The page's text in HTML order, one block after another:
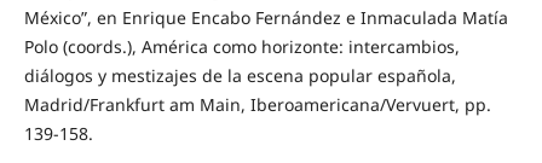
México”, en Enrique Encabo Fernández e Inmaculada Matía
Polo (coords.), América como horizonte: intercambios,
diálogos y mestizajes de la escena popular española,
Madrid/Frankfurt am Main, Iberoamericana/Vervuert, pp.
139-158.